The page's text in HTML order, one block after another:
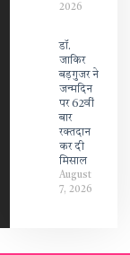
2026
डॉ.
जाकिर
बड़गुजर ने
जन्मदिन
पर 62वीं
बार
रक्तदान
कर दी
मिसाल
August
7, 2026